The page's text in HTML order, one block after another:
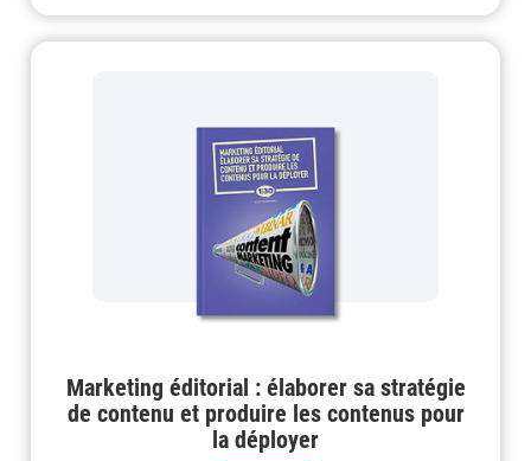
Marketing éditorial : élaborer sa stratégie
de contenu et produire les contenus pour
la déployer